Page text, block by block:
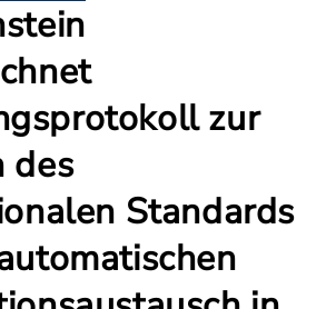
zur
des
Standards